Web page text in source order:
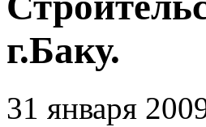
г.Баку.
31 января